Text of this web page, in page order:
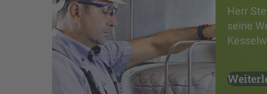
Herr
seine